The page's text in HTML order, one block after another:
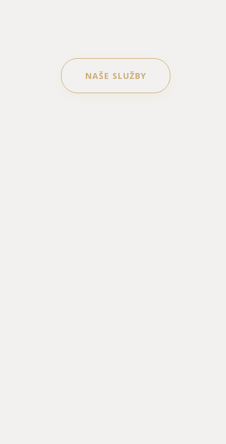
NAŠE SLUŽBY